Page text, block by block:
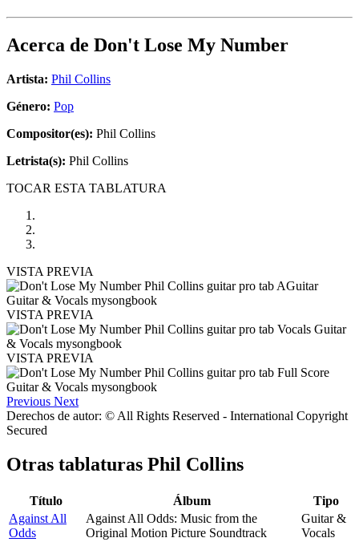
Acerca de Don't Lose My Number
Artista: Phil Collins
Género: Pop
Compositor(es): Phil Collins
Letrista(s): Phil Collins
TOCAR ESTA TABLATURA
VISTA PREVIA
VISTA PREVIA
VISTA PREVIA
Previous Next
Derechos de autor: © All Rights Reserved - International Copyright
Secured
Otras tablaturas Phil Collins
Título Álbum
Tipo
Against All
Odds
Against All Odds: Music from the
Original Motion Picture Soundtrack
Guitar &
Vocals